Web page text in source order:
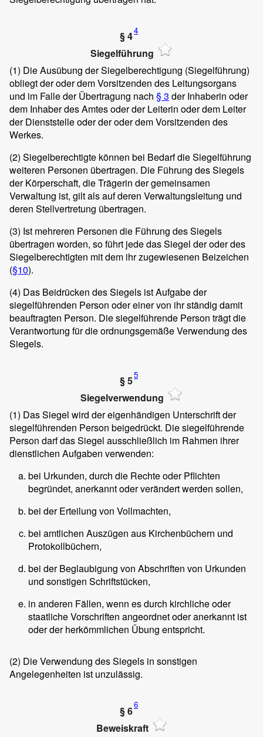
§ 44
Siegelführung
(1) Die Ausübung der Siegelberechtigung (Siegelführung)
obliegt der oder dem Vorsitzenden des Leitungsorgans
und im Falle der Übertragung nach § 3 der Inhaberin oder
dem Inhaber des Amtes oder der Leiterin oder dem Leiter
der Dienststelle oder der oder dem Vorsitzenden des
Werkes.
(2) Siegelberechtigte können bei Bedarf die Siegelführung
weiteren Personen übertragen. Die Führung des Siegels
der Körperschaft, die Trägerin der gemeinsamen
Verwaltung ist, gilt als auf deren Verwaltungsleitung und
deren Stellvertretung übertragen.
(3) Ist mehreren Personen die Führung des Siegels
übertragen worden, so führt jede das Siegel der oder des
Siegelberechtigten mit dem ihr zugewiesenen Beizeichen
(§10).
(4) Das Beidrücken des Siegels ist Aufgabe der
siegelführenden Person oder einer von ihr ständig damit
beauftragten Person. Die siegelführende Person trägt die
Verantwortung für die ordnungsgemäße Verwendung des
Siegels.
§ 55
Siegelverwendung
(1) Das Siegel wird der eigenhändigen Unterschrift der
siegelführenden Person beigedrückt. Die siegelführende
Person darf das Siegel ausschließlich im Rahmen ihrer
dienstlichen Aufgaben verwenden:
bei Urkunden, durch die Rechte oder Pflichten
begründet, anerkannt oder verändert werden sollen,
bei der Erteilung von Vollmachten,
bei amtlichen Auszügen aus Kirchenbüchern und
Protokollbüchern,
bei der Beglaubigung von Abschriften von Urkunden
und sonstigen Schriftstücken,
in anderen Fällen, wenn es durch kirchliche oder
staatliche Vorschriften angeordnet oder anerkannt ist
oder der herkömmlichen Übung entspricht.
(2) Die Verwendung des Siegels in sonstigen
Angelegenheiten ist unzulässig.
§ 66
Beweiskraft